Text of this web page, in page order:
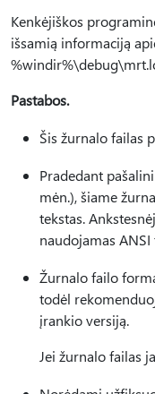
Kenkėjiškos
išsamią informaciją
Pastabos.
Šis žurnalo failas
Pradedant
mėn.), šiame
tekstas.
naudojamas ANSI
Žurnalo failo
todėl
įrankio versiją.
Jei žurnalo failas